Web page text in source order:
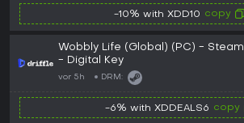
-10% with XDD10 copy
Wobbly Life (Global) (PC) - Steam
- Digital Key
vor 5h DRM:
-6% with XDDEALS6 copy